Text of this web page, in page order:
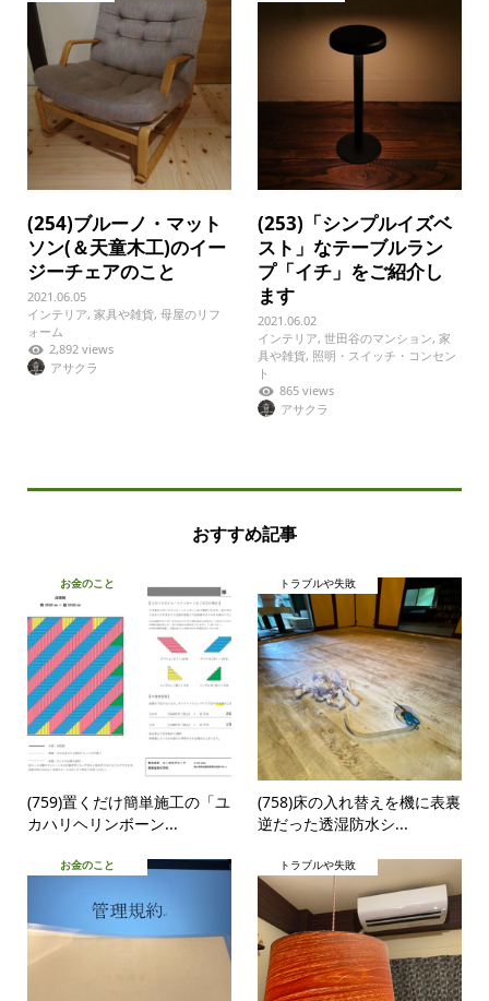
(254)ブルーノ・マット
ソン(＆天童木工)のイー
ジーチェアのこと
2021.06.05
インテリア, 家具や雑貨, 母屋のリフ
ォーム
2,892 views
アサクラ
(253)「シンプルイズベ
スト」なテーブルラン
プ「イチ」をご紹介し
ます
2021.06.02
インテリア,世田谷のマンション,家
具や雑貨, 照明・スイッチ・コンセン
ト
865 views
アサクラ
おすすめ記事
お金のこと
(759)置くだけ簡単施工の「ユ
カハリヘリンボーン...
トラブルや失敗
(758)床の入れ替えを機に表裏
逆だった透湿防水シ...
お金のこと トラブルや失敗